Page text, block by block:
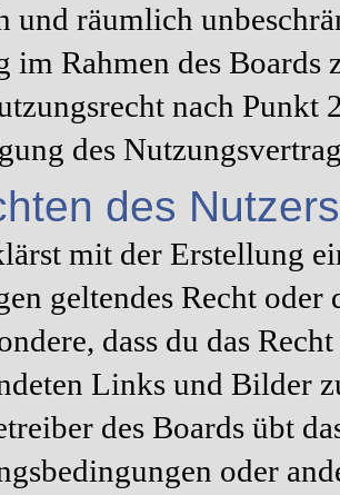
und räumlich
im Rahmen des Boards
nach Punkt
des
des Nutzers
mit der Erstellung
geltendes Recht
dass du das
Links und Bilder
des Boards übt
oder